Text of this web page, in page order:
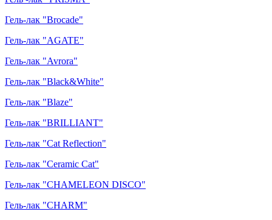
Гель-лак "Brocade"
Гель-лак "AGATE"
Гель-лак "Avrora"
Гель-лак "Black&White"
Гель-лак "Blaze"
Гель-лак "BRILLIANT"
Гель-лак "Cat Reflection"
Гель-лак "Ceramic Cat"
Гель-лак "CHAMELEON DISCO"
Гель-лак "CHARM"